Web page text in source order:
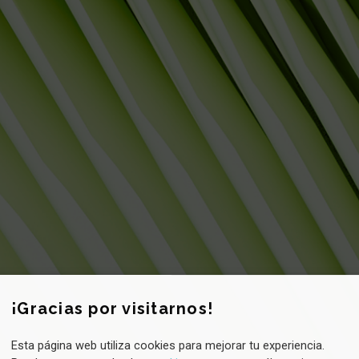
¡Gracias por visitarnos!
Esta página web utiliza cookies para mejorar tu experiencia.
¿Quieres saber más sobre sostenibilidad?